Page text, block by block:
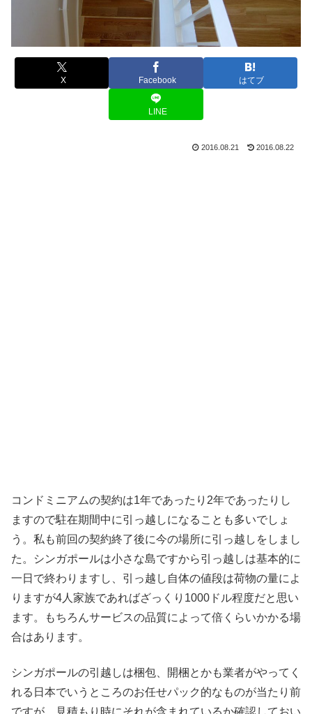
X Facebook はてブ
LINE
2016.08.21 2016.08.22
コンドミニアムの契約は1年であったり2年であったりし
ますので駐在期間中に引っ越しになることも多いでしょ
う。私も前回の契約終了後に今の場所に引っ越しをしまし
た。シンガポールは小さな島ですから引っ越しは基本的に
一日で終わりますし、引っ越し自体の値段は荷物の量によ
りますが4人家族であればざっくり1000ドル程度だと思い
ます。もちろんサービスの品質によって倍くらいかかる場
合はあります。
シンガポールの引越しは梱包、開梱とかも業者がやってく
れる日本でいうところのお任せパック的なものが当たり前
ですが、見積もり時にそれが含まれているか確認しておい